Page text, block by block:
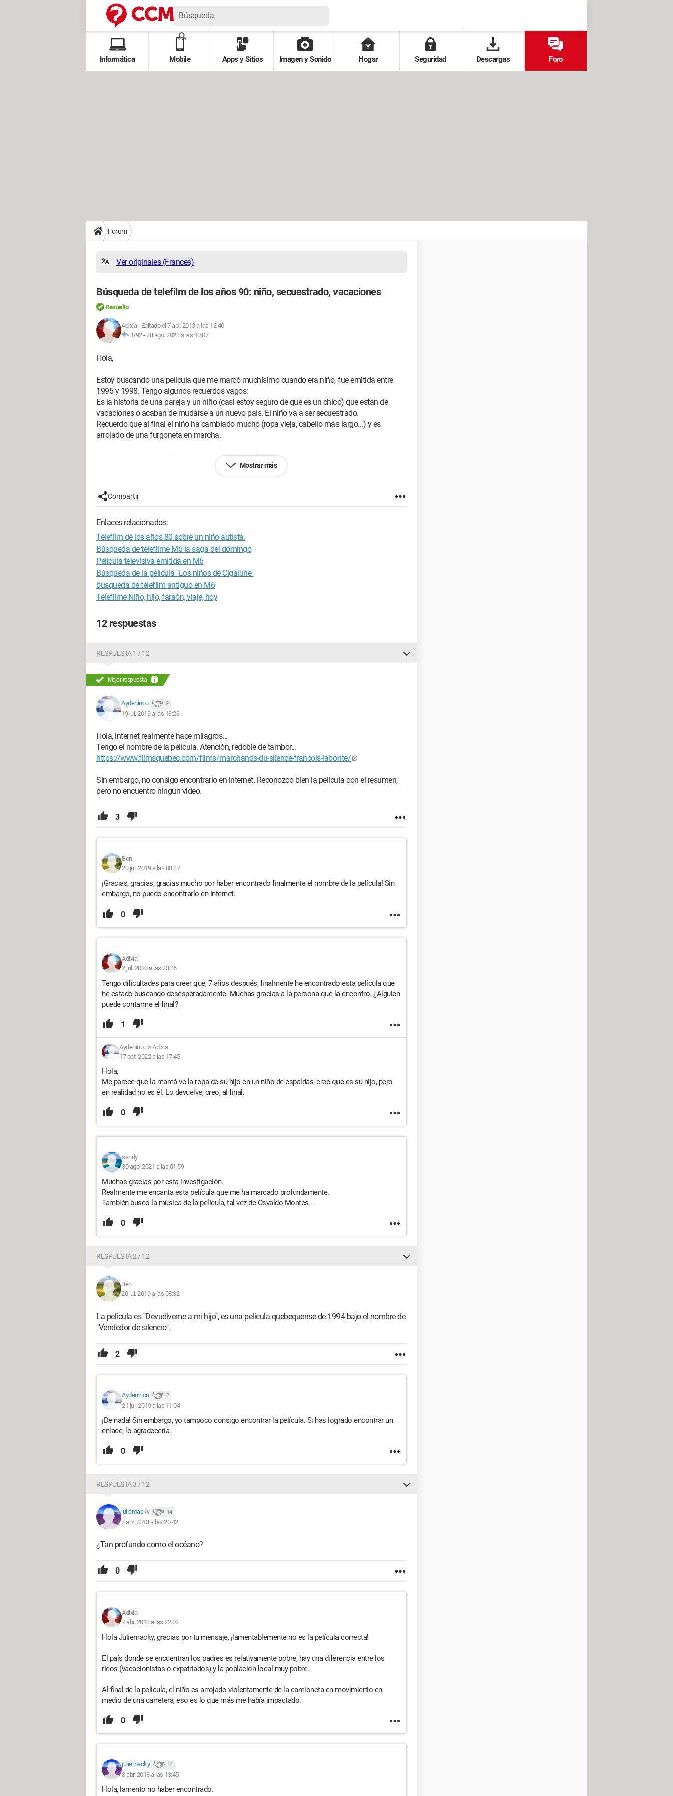
Informática Mobile Apps y Sitios Imagen y Sonido Hogar Seguridad Descargas Foro
Forum
Ver originales (Francés)
Búsqueda de telefilm de los años 90: niño, secuestrado, vacaciones
Resuelto
Adixia- Editado el 7 abr. 2013 a las 12:40
R92 -28 ago. 2023 a las 10:07
Hola,
Estoy buscando una película que me marcó muchísimo cuando era niño, fue emitida entre
1995 y 1998. Tengo algunos recuerdos vagos:
Es la historia de una pareja y un niño (casi estoy seguro de que es un chico) que están de
vacaciones o acaban de mudarse a un nuevo país. El niño va a ser secuestrado.
Recuerdo que al final el niño ha cambiado mucho (ropa vieja, cabello más largo...) y es
arrojado de una furgoneta en marcha.
Si alguien pudiera ayudarme a encontrar esta película
Mostrar más
Compartir
Enlaces relacionados:
Telefilm de los años 80 sobre un niño autista.
Búsqueda de telefilme M6 la saga del domingo
Película televisiva emitida en M6
Búsqueda de la película "Los niños de Cigalune"
búsqueda de telefilm antiguo en M6
Telefilme Niño, hijo, faraón, viaje, hoy
12 respuestas
RESPUESTA 1 / 12
Mejor respuesta
Aydeninou 2
19 jul. 2019 a las 13:23
Hola, internet realmente hace milagros...
Tengo el nombre de la película. Atención, redoble de tambor...
https://www.filmsquebec.com/films/marchands-du-silence-francois-labonte/
Sin embargo, no consigo encontrarlo en internet. Reconozco bien la película con el resumen,
pero no encuentro ningún video.
3
Ben
20 jul. 2019 a las 08:37
¡Gracias, gracias, gracias mucho por haber encontrado finalmente el nombre de la película! Sin
embargo, no puedo encontrarlo en internet.
0
Adixia
2 jul. 2020 a las 23:36
Tengo dificultades para creer que, 7 años después, finalmente he encontrado esta película que
he estado buscando desesperadamente. Muchas gracias a la persona que la encontró. ¿Alguien
puede contarme el final?
1
Aydeninou> Adixia
17 oct. 2022 a las 17:45
Hola,
Me parece que la mamá ve la ropa de su hijo en un niño de espaldas, cree que es su hijo, pero
en realidad no es él. Lo devuelve, creo, al final.
0
sandy
30 ago. 2021 a las 01:59
Muchas gracias por esta investigación.
Realmente me encanta esta película que me ha marcado profundamente.
También busco la música de la película, tal vez de Osvaldo Montes...
0
RESPUESTA 2 / 12
Ben
20 jul. 2019 a las 08:32
La película es "Devuélveme a mi hijo", es una película quebequense de 1994 bajo el nombre de
"Vendedor de silencio".
2
Aydeninou 2
21 jul. 2019 a las 11:04
¡De nada! Sin embargo, yo tampoco consigo encontrar la película. Si has logrado encontrar un
enlace, lo agradecería.
0
RESPUESTA 3 / 12
juliemacky 14
7 abr. 2013 a las 20:42
¿Tan profundo como el océano?
0
Adixia
7 abr. 2013 a las 22:02
Hola Juliemacky, gracias por tu mensaje, ¡lamentablemente no es la película correcta!
El país donde se encuentran los padres es relativamente pobre, hay una diferencia entre los
ricos (vacacionistas o expatriados) y la población local muy pobre.
Al final de la película, el niño es arrojado violentamente de la camioneta en movimiento en
medio de una carretera, eso es lo que más me había impactado.
0
juliemacky 14
8 abr. 2013 a las 13:45
Hola, lamento no haber encontrado.